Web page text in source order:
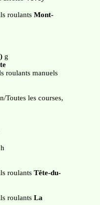
roulants Mont-
g
roulants manuels
Toutes les courses,
h
roulants Tête-du-
roulants La